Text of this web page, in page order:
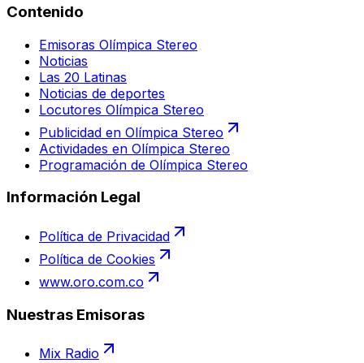
Contenido
Emisoras Olímpica Stereo
Noticias
Las 20 Latinas
Noticias de deportes
Locutores Olímpica Stereo
Publicidad en Olímpica Stereo
Actividades en Olímpica Stereo
Programación de Olímpica Stereo
Información Legal
Política de Privacidad
Política de Cookies
www.oro.com.co
Nuestras Emisoras
Mix Radio